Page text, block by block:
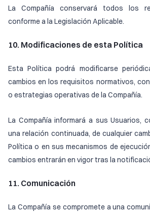
La Compañía conservará todos los
conforme a la Legislación Aplicable.
10. Modificaciones de esta Política
Esta Política podrá modificarse
cambios en los requisitos normativos,
o estrategias operativas de la Compañía.
La Compañía informará a sus Usuarios,
una relación continuada, de cualquier
Política o en sus mecanismos de
cambios entrarán en vigor tras la
11. Comunicación
La Compañía se compromete a una